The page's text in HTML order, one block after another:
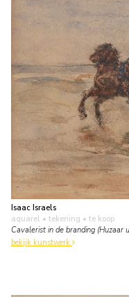
Isaac Israels
aquarel • tekening • te koop
Cavalerist in de branding (Huzaar
bekijk kunstwerk